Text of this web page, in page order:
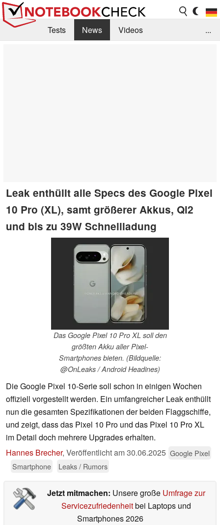
Tests News
Videos
...
Leak enthüllt alle Specs des Google Pixel
10 Pro (XL), samt größerer Akkus, Qi2
und bis zu 39W Schnellladung
Das Google Pixel 10 Pro XL soll den
größten Akku aller Pixel-
Smartphones bieten. (Bildquelle:
@OnLeaks / Android Headines)
Die Google Pixel 10-Serie soll schon in einigen Wochen
offiziell vorgestellt werden. Ein umfangreicher Leak enthüllt
nun die gesamten Spezifikationen der beiden Flaggschiffe,
und zeigt, dass das Pixel 10 Pro und das Pixel 10 Pro XL
im Detail doch mehrere Upgrades erhalten.
Hannes Brecher, Veröffentlicht am30.06.2025 Google Pixel
Smartphone
Leaks / Rumors
Jetzt mitmachen: Unsere große Umfrage zur
Servicezufriedenheitbei Laptops und
Smartphones 2026